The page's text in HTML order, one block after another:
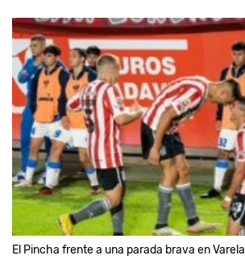
El Pincha frente a una parada brava en Varela